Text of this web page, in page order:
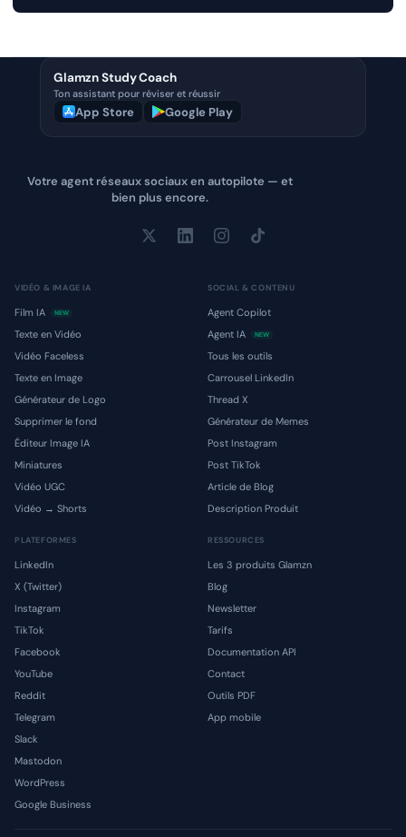
Glamzn Study Coach
Ton assistant pour réviser et réussir
App Store Google Play
Votre agent réseaux sociaux en autopilote — et
bien plus encore.
VIDÉO & IMAGE IA
Film IA NEW
Texte en Vidéo
Vidéo Faceless
Texte en Image
Générateur de Logo
Supprimer le fond
Éditeur Image IA
Miniatures
Vidéo UGC
Vidéo → Shorts
SOCIAL & CONTENU
Agent Copilot
Agent IA
NEW
Tous les outils
Carrousel LinkedIn
Thread X
Générateur de Memes
Post Instagram
Post TikTok
Article de Blog
Description Produit
PLATEFORMES
LinkedIn
X (Twitter)
Instagram
TikTok
Facebook
YouTube
Reddit
Telegram
Slack
Mastodon
WordPress
Google Business
RESSOURCES
Les 3 produits Glamzn
Blog
Newsletter
Tarifs
Documentation API
Contact
Outils PDF
App mobile